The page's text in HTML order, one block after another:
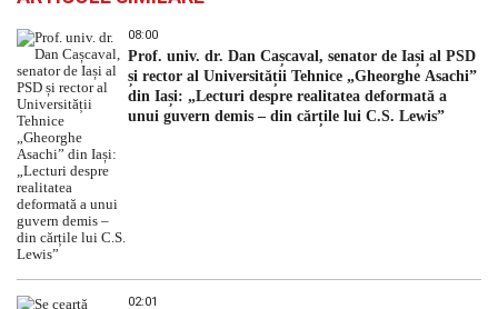
08:00
Prof. univ. dr. Dan Cașcaval, senator de Iași al PSD
și rector al Universității Tehnice „Gheorghe Asachi”
din Iași: „Lecturi despre realitatea deformată a
unui guvern demis – din cărțile lui C.S. Lewis”
02:01